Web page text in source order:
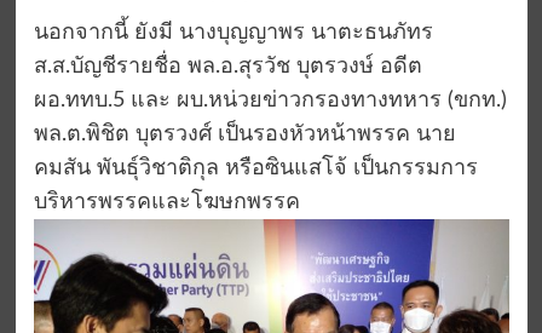
นอกจากนี้ ยังมี นางบุญญาพร นาตะธนภัทร
ส.ส.บัญชีรายชื่อ พล.อ.สุรวัช บุตรวงษ์ อดีต
ผอ.ททบ.5 และ ผบ.หน่วยข่าวกรองทางทหาร (ขกท.)
พล.ต.พิชิต บุตรวงศ์ เป็นรองหัวหน้าพรรค นาย
คมสัน พันธุ์วิชาติกุล หรือซินแสโจ้ เป็นกรรมการ
บริหารพรรคและโฆษกพรรค